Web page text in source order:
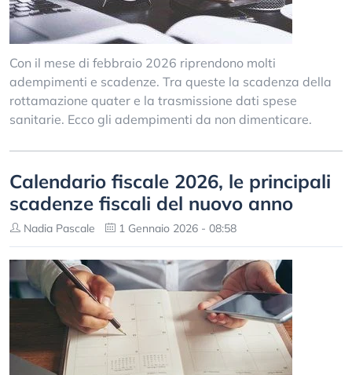
Con il mese di febbraio 2026 riprendono molti
adempimenti e scadenze. Tra queste la scadenza della
rottamazione quater e la trasmissione dati spese
sanitarie. Ecco gli adempimenti da non dimenticare.
Calendario fiscale 2026, le principali
scadenze fiscali del nuovo anno
Nadia Pascale 1 Gennaio 2026 - 08:58